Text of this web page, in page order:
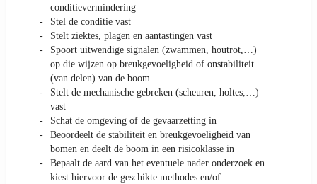
conditievermindering
Stel de conditie vast
Stelt ziektes, plagen en aantastingen vast
Spoort uitwendige signalen (zwammen, houtrot,…)
op die wijzen op breukgevoeligheid of onstabiliteit
(van delen) van de boom
Stelt de mechanische gebreken (scheuren, holtes,…)
vast
Schat de omgeving of de gevaarzetting in
Beoordeelt de stabiliteit en breukgevoeligheid van
bomen en deelt de boom in een risicoklasse in
Bepaalt de aard van het eventuele nader onderzoek en
kiest hiervoor de geschikte methodes en/of